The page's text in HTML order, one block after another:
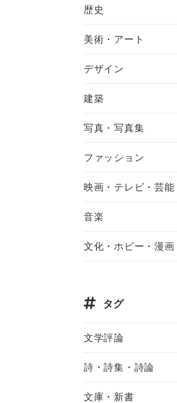
歴史
美術・アート
デザイン
建築
写真・写真集
ファッション
映画・テレビ・芸能
音楽
文化・ホビー・漫画
タグ
文学評論
詩・詩集・詩論
文庫・新書